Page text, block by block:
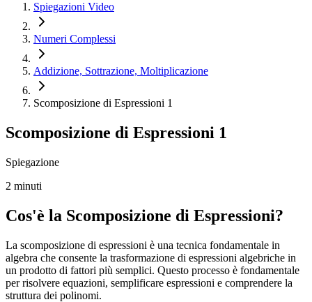
Spiegazioni Video
Numeri Complessi
Addizione, Sottrazione, Moltiplicazione
Scomposizione di Espressioni 1
Scomposizione di Espressioni 1
Spiegazione
2 minuti
Cos'è la Scomposizione di Espressioni?
La scomposizione di espressioni è una tecnica fondamentale in
algebra che consente la trasformazione di espressioni algebriche in
un prodotto di fattori più semplici. Questo processo è fondamentale
per risolvere equazioni, semplificare espressioni e comprendere la
struttura dei polinomi.